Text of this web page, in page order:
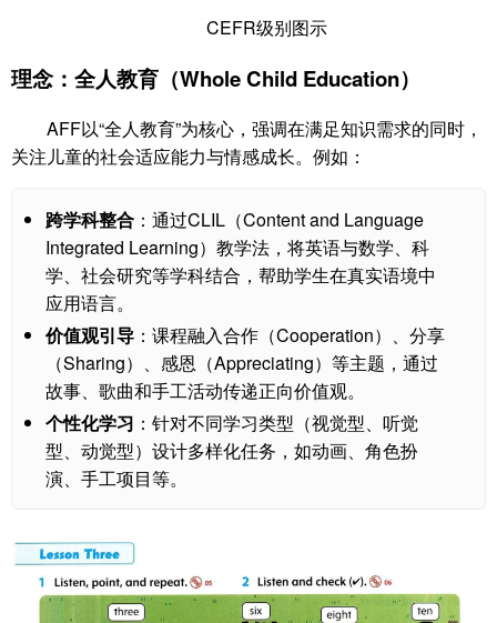
CEFR级别图示
理念：全人教育（Whole Child Education）
AFF以“全人教育”为核心，强调在满足知识需求的同时，
关注儿童的社会适应能力与情感成长。例如：
跨学科整合 ：通过CLIL（Content and Language
Integrated Learning）教学法，将英语与数学、科
学、社会研究等学科结合，帮助学生在真实语境中
应用语言。
价值观引导 ：课程融入合作（Cooperation）、分享
（Sharing）、感恩（Appreciating）等主题，通过
故事、歌曲和手工活动传递正向价值观。
个性化学习 ：针对不同学习类型（视觉型、听觉
型、动觉型）设计多样化任务，如动画、角色扮
演、手工项目等。